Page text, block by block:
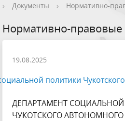
›
Документы › Нормативно-
Нормативно-правовые
19.08.2025
политики
ДЕПАРТАМЕНТ
ЧУКОТСКОГО АВТОНОМНОГО